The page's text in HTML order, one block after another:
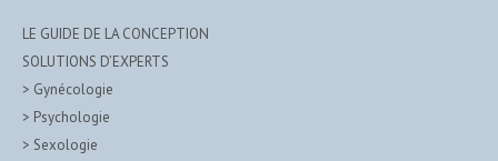
LE GUIDE DE LA CONCEPTION
SOLUTIONS D’EXPERTS
> Gynécologie
> Psychologie
> Sexologie